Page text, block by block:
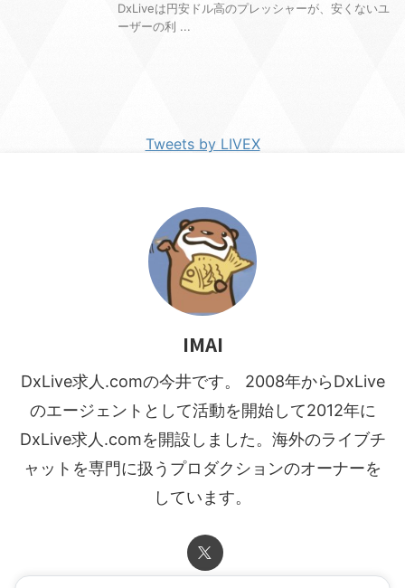
DxLiveは円安ドル高のプレッシャーが、安くないユ
ーザーの利 ...
Tweets by LIVEX
IMAI
DxLive求人.comの今井です。 2008年からDxLive
のエージェントとして活動を開始して2012年に
DxLive求人.comを開設しました。海外のライブチ
ャットを専門に扱うプロダクションのオーナーを
しています。